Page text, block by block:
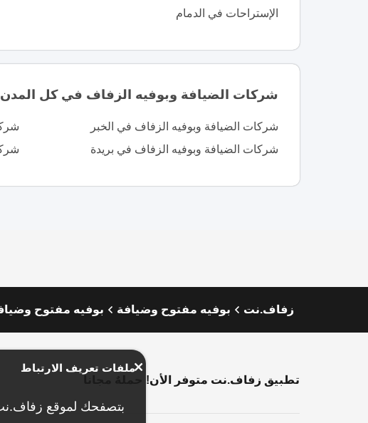
الإستراحات في الدمام
شركات الضيافة وبوفيه الزفاف في كل المدن
شركات الضيافة وبوفيه الزفاف في الخبر
شركات الضيافة وبوفيه الزفاف في بريدة
زفاف.نت بوفيه مفتوح وضيافة بوفيه مفتوح
تطبيق زفاف.نت متوفر الأن! حملهٌ مجاناً
ملفات تعريف الارتباط
بتصفحك لموقع